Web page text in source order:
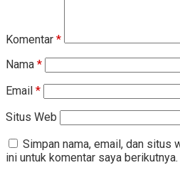
Komentar *
Nama *
Email *
Situs Web
Simpan nama, email, dan situs
ini untuk komentar saya berikutnya.